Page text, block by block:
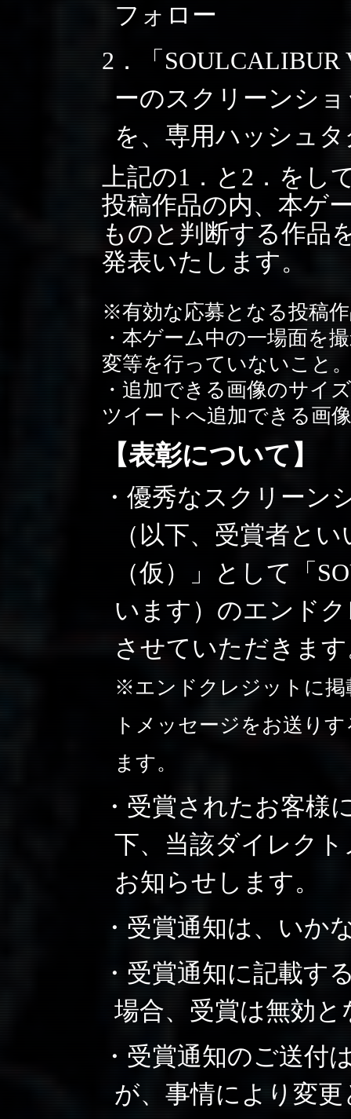
フォロー
2．「
ーのスクリーンシ
を、専用ハッシュ
上記の1．と2．を
投稿作品の内、本ゲ
ものと判断する作品
発表いたします。
※有効な応募となる投稿
・本ゲーム中の一場面を
変等を行っていないこと
・追加できる画像のサイ
ツイートへ追加できる画
【表彰について】
・優秀なスクリーン
（以下、受賞者と
（仮）」として「
います）のエンド
させていただきま
※エンドクレジットに掲
トメッセージをお送り
ます。
・受賞されたお客様
下、当該ダイレク
お知らせします。
・受賞通知は、いか
・受賞通知に記載す
場合、受賞は無効
・受賞通知のご送付
が、事情により変